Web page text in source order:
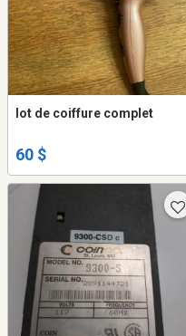
lot de coiffure complet
60 $